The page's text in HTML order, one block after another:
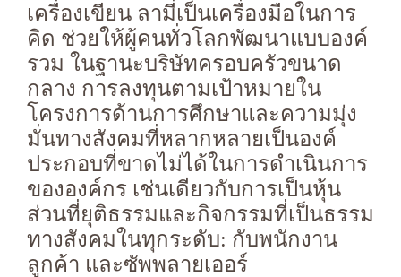
เครื่องเขียน ลามี่เป็นเครื่องมือในการ
คิด ช่วยให้ผู้คนทั่วโลกพัฒนาแบบองค์
รวม ในฐานะบริษัทครอบครัวขนาด
กลาง การลงทุนตามเป้าหมายใน
โครงการด้านการศึกษาและความมุ่ง
มั่นทางสังคมที่หลากหลายเป็นองค์
ประกอบที่ขาดไม่ได้ในการดำเนินการ
ขององค์กร เช่นเดียวกับการเป็นหุ้น
ส่วนที่ยุติธรรมและกิจกรรมที่เป็นธรรม
ทางสังคมในทุกระดับ: กับพนักงาน
ลูกค้า และซัพพลายเออร์